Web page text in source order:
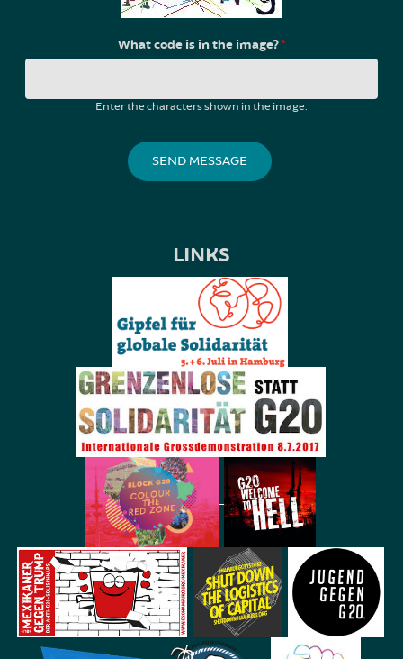
What code is in the image?*
Enter the characters shown in the image.
LINKS